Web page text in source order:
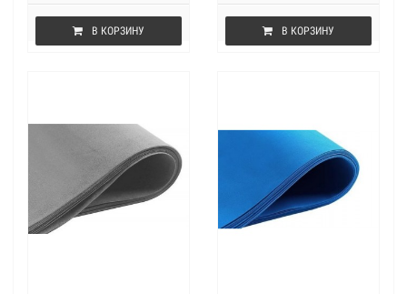
В КОРЗИНУ В КОРЗИНУ